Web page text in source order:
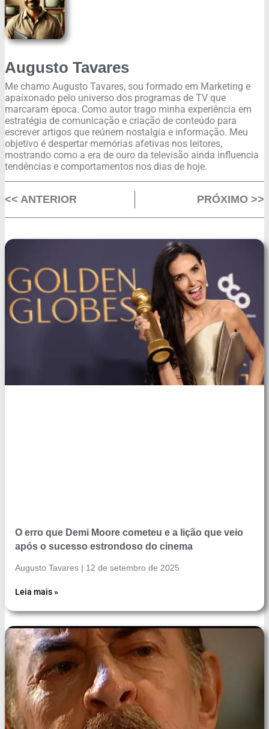
Augusto Tavares
Me chamo Augusto Tavares, sou formado em Marketing e
apaixonado pelo universo dos programas de TV que
marcaram época. Como autor trago minha experiência em
estratégia de comunicação e criação de conteúdo para
escrever artigos que reúnem nostalgia e informação. Meu
objetivo é despertar memórias afetivas nos leitores,
mostrando como a era de ouro da televisão ainda influencia
tendências e comportamentos nos dias de hoje.
<< ANTERIOR PRÓXIMO >>
O erro que Demi Moore cometeu e a lição que veio
após o sucesso estrondoso do cinema
Augusto Tavares 12 de setembro de 2025
Leia mais »